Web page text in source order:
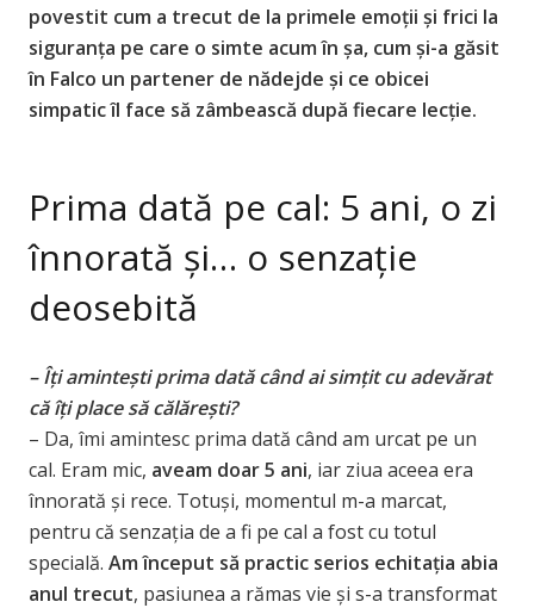
povestit cum a trecut de la primele emoții și frici la
siguranța pe care o simte acum în șa, cum și-a găsit
în Falco un partener de nădejde și ce obicei
simpatic îl face să zâmbească după fiecare lecție.
Prima dată pe cal: 5 ani, o zi
înnorată și… o senzație
deosebită
– Îți amintești prima dată când ai simțit cu adevărat
că îți place să călărești?
– Da, îmi amintesc prima dată când am urcat pe un
cal. Eram mic, aveam doar 5 ani, iar ziua aceea era
înnorată și rece. Totuși, momentul m-a marcat,
pentru că senzația de a fi pe cal a fost cu totul
specială. Am început să practic serios echitația abia
anul trecut, pasiunea a rămas vie și s-a transformat